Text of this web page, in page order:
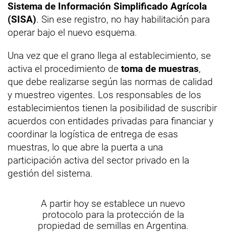
Sistema de Información Simplificado Agrícola
(SISA). Sin ese registro, no hay habilitación para
operar bajo el nuevo esquema.
Una vez que el grano llega al establecimiento, se
activa el procedimiento de toma de muestras,
que debe realizarse según las normas de calidad
y muestreo vigentes. Los responsables de los
establecimientos tienen la posibilidad de suscribir
acuerdos con entidades privadas para financiar y
coordinar la logística de entrega de esas
muestras, lo que abre la puerta a una
participación activa del sector privado en la
gestión del sistema.
A partir hoy se establece un nuevo
protocolo para la protección de la
propiedad de semillas en Argentina.